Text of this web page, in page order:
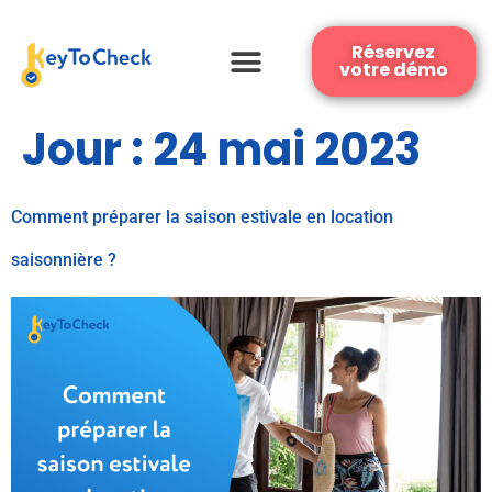
Réservez
votre démo
Jour : 24 mai 2023
Comment préparer la saison estivale en location
saisonnière ?